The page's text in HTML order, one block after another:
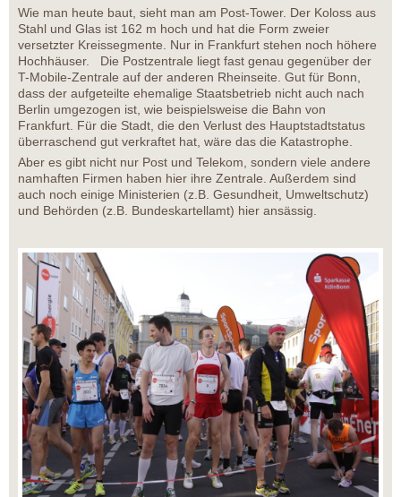
Wie man heute baut, sieht man am Post-Tower. Der Koloss aus
Stahl und Glas ist 162 m hoch und hat die Form zweier
versetzter Kreissegmente. Nur in Frankfurt stehen noch höhere
Hochhäuser. Die Postzentrale liegt fast genau gegenüber der
T-Mobile-Zentrale auf der anderen Rheinseite. Gut für Bonn,
dass der aufgeteilte ehemalige Staatsbetrieb nicht auch nach
Berlin umgezogen ist, wie beispielsweise die Bahn von
Frankfurt. Für die Stadt, die den Verlust des Hauptstadtstatus
überraschend gut verkraftet hat, wäre das die Katastrophe.
Aber es gibt nicht nur Post und Telekom, sondern viele andere
namhaften Firmen haben hier ihre Zentrale. Außerdem sind
auch noch einige Ministerien (z.B. Gesundheit, Umweltschutz)
und Behörden (z.B. Bundeskartellamt) hier ansässig.